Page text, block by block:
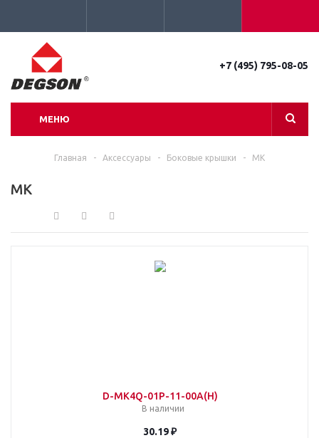
+7 (495) 795-08-05
МЕНЮ
Главная - Аксессуары - Боковые крышки - MK
MK
D-MK4Q-01P-11-00A(H)
В наличии
30.19 ₽